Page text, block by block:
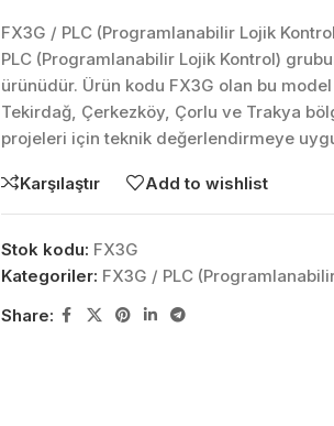
FX3G / PLC (Programlanabilir Lojik
PLC (Programlanabilir Lojik Kontrol)
ürünüdür. Ürün kodu FX3G olan bu
Tekirdağ, Çerkezköy, Çorlu ve Trakya
projeleri için teknik değerlendirmeye
Karşılaştır Add to wishlist
Stok kodu: FX3G
Kategoriler: FX3G / PLC
Share: